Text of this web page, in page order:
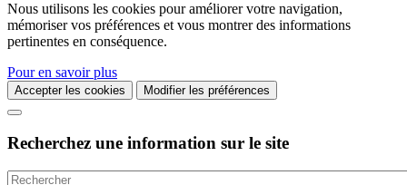
Nous utilisons les cookies pour améliorer votre navigation,
mémoriser vos préférences et vous montrer des informations
pertinentes en conséquence.
Pour en savoir plus
Accepter les cookies Modifier les préférences
Recherchez une information sur le site